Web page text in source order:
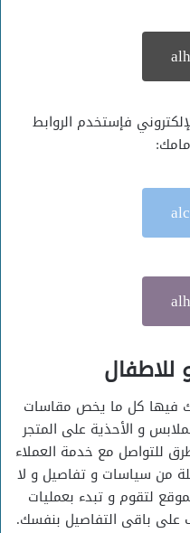
فإستخدم الروابط
فيها كل ما يخص مقاسات
و الأحذية على المتجر
للتواصل مع خدمة العملاء
من سياسات و تفاصيل و لا
لتقوم و تبدء بعمليات
على باقى التفاصيل بنفسك.